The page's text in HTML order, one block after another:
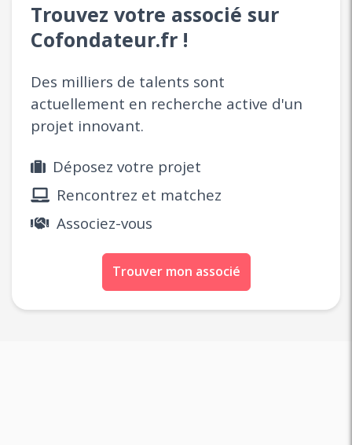
Trouvez votre associé sur
Cofondateur.fr !
Des milliers de talents sont
actuellement en recherche active d'un
projet innovant.
Déposez votre projet
Rencontrez et matchez
Associez-vous
Trouver mon associé